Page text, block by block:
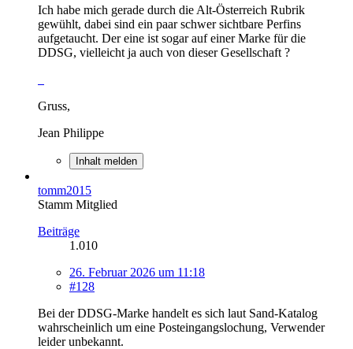
Ich habe mich gerade durch die Alt-Österreich Rubrik
gewühlt, dabei sind ein paar schwer sichtbare Perfins
aufgetaucht. Der eine ist sogar auf einer Marke für die
DDSG, vielleicht ja auch von dieser Gesellschaft ?
Gruss,
Jean Philippe
Inhalt melden
tomm2015
Stamm Mitglied
Beiträge
1.010
26. Februar 2026 um 11:18
#128
Bei der DDSG-Marke handelt es sich laut Sand-Katalog
wahrscheinlich um eine Posteingangslochung, Verwender
leider unbekannt.